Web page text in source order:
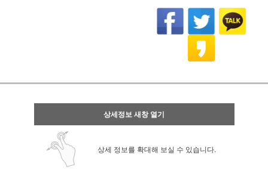
상세정보 새창 열기
상세 정보를 확대해 보실 수 있습니다.